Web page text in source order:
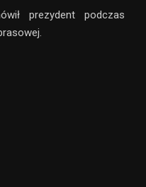
prezydent podczas